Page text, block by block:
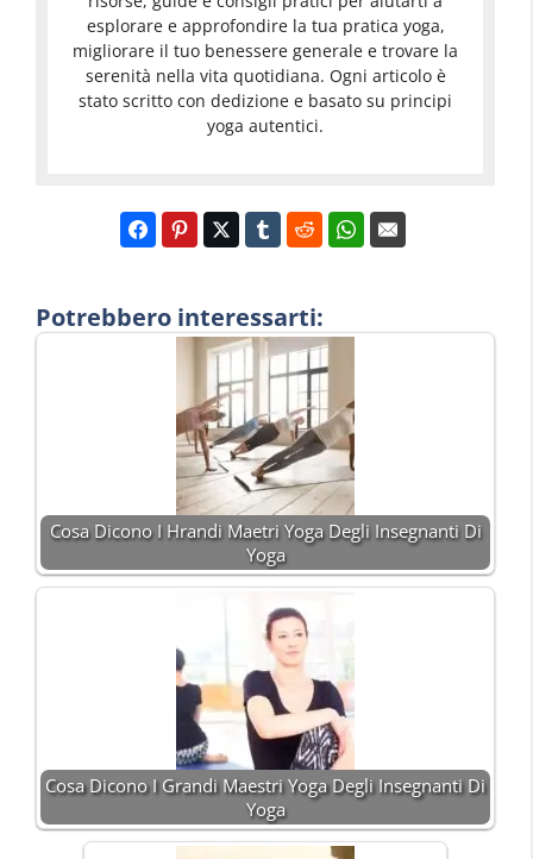
esplorare e approfondire la tua pratica yoga,
migliorare il tuo benessere generale e trovare la
serenità nella vita quotidiana. Ogni articolo è
stato scritto con dedizione e basato su principi
yoga autentici.
Potrebbero interessarti:
Cosa Dicono I Hrandi Maetri Yoga Degli Insegnanti Di
Yoga
Cosa Dicono I Grandi Maestri Yoga Degli Insegnanti Di
Yoga